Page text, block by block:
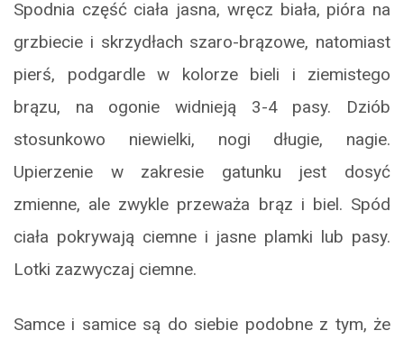
Spodnia część ciała jasna, wręcz biała, pióra na
grzbiecie i skrzydłach szaro-brązowe, natomiast
pierś, podgardle w kolorze bieli i ziemistego
brązu, na ogonie widnieją 3-4 pasy. Dziób
stosunkowo niewielki, nogi długie, nagie.
Upierzenie w zakresie gatunku jest dosyć
zmienne, ale zwykle przeważa brąz i biel. Spód
ciała pokrywają ciemne i jasne plamki lub pasy.
Lotki zazwyczaj ciemne.
Samce i samice są do siebie podobne z tym, że